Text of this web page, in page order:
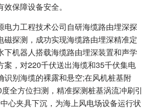
保障设备安全。
电力工程技术公司自研海缆路由埋深探
磁探测，成功实现海缆路由埋深精准定
下机器人搭载海缆路由埋深装置和声学
案，对220千伏送出海缆和35千伏集电
识别海缆的裸露和悬空;在风机桩基附
全方位扫测，精准探测桩基涡流冲刷引
心夹具下沉，为海上风电场设备运行状